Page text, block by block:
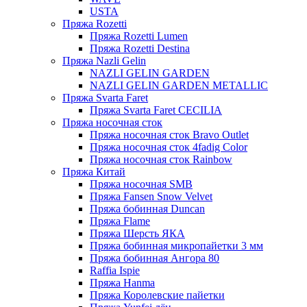
USTA
Пряжа Rozetti
Пряжа Rozetti Lumen
Пряжа Rozetti Destina
Пряжа Nazli Gelin
NAZLI GELIN GARDEN
NAZLI GELIN GARDEN METALLIC
Пряжа Svarta Faret
Пряжа Svarta Faret CECILIA
Пряжа носочная сток
Пряжа носочная сток Bravo Outlet
Пряжа носочная сток 4fadig Color
Пряжа носочная сток Rainbow
Пряжа Китай
Пряжа носочная SMB
Пряжа Fansen Snow Velvet
Пряжа бобинная Duncan
Пряжа Flame
Пряжа Шерсть ЯКА
Пряжа бобинная микропайетки 3 мм
Пряжа бобинная Ангора 80
Raffia Ispie
Пряжа Hanma
Пряжа Королевские пайетки